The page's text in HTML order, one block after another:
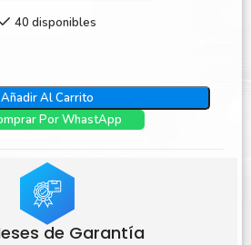
40 disponibles
Añadir Al Carrito
Por WhastApp
de Garantía